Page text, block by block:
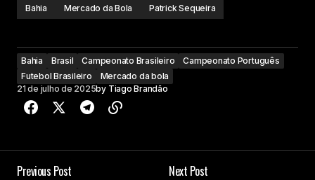
Bahia Mercado da Bola Patrick Sequeira
Bahia Brasil Campeonato Brasileiro
Campeonato Português
Futebol Brasileiro
Mercado da bola
21 de julho de 2025by Tiago Brandão
Previous Post
Next Post